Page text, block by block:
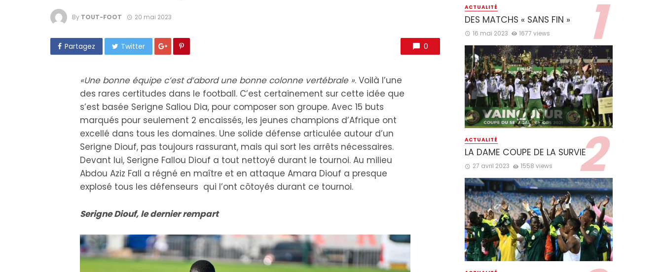
By TOUT-FOOT 20 mai 2023
Partagez Twitter 0
«Une bonne équipe c’est d’abord une bonne colonne vertébrale ». Voilà l’une
des rares certitudes dans le football. C’est certainement sur cette idée que
s’est basée Serigne Saliou Dia, pour composer son groupe. Avec 15 buts
marqués pour seulement 2 encaissés, les jeunes champions d’Afrique ont
excellé dans tous les domaines. Une solide défense articulée autour d’un
Serigne Diouf, pas toujours rassurant, mais qui sort les arrêts nécessaires.
Devant lui, Serigne Fallou Diouf a tout nettoyé durant le tournoi. Au milieu
Abdou Aziz Fall a régné en maître et en attaque Amara Diouf a presque
explosé tous les défenseurs qui l’ont côtoyés durant ce tournoi.
Serigne Diouf, le dernier rempart
ACTUALITÉ
DES MATCHS « SANS FIN »
16 mai 2023 1677 views
ACTUALITÉ
LA DAME COUPE DE LA SURVIE
27 avril 2023 1558 views